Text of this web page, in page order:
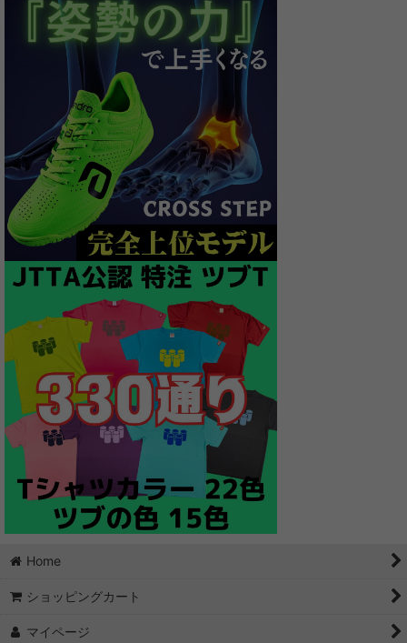
Home
ショッピングカート
マイページ